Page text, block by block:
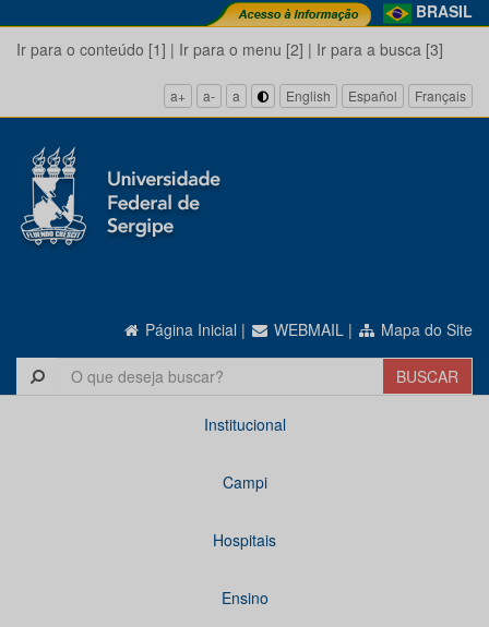
BRASIL
Ir para o conteúdo [1] | Ir para o menu [2] | Ir para a busca [3]
a+ a- a English Español Français
Página Inicial | WEBMAIL | Mapa do Site
Institucional
Campi
Hospitais
Ensino